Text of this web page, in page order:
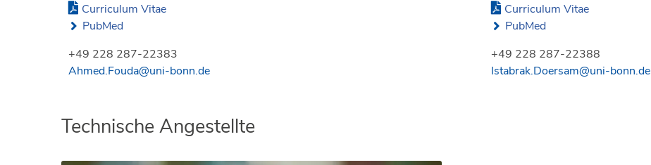
Curriculum Vitae
PubMed
+49 228 287-22383
Ahmed.Fouda@uni-bonn.de
Curriculum Vitae
PubMed
+49 228 287-22388
Istabrak.Doersam@uni-bonn.de
Technische Angestellte